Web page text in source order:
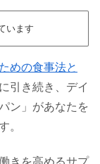
います
めの食事法と
引き続き、デイ
ン」があなたを
。